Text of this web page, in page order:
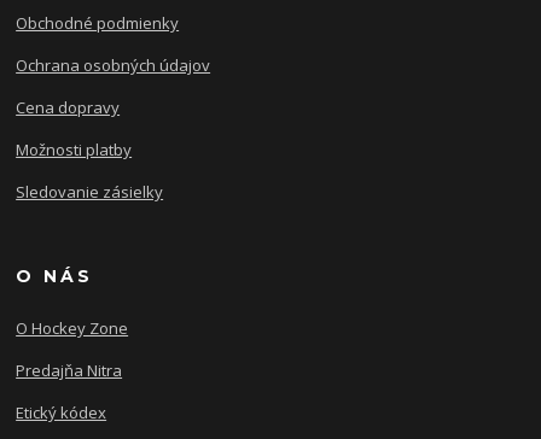
Obchodné podmienky
Ochrana osobných údajov
Cena dopravy
Možnosti platby
Sledovanie zásielky
O NÁS
O Hockey Zone
Predajňa Nitra
Etický kódex